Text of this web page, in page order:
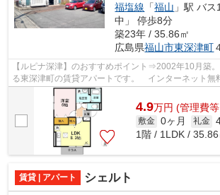
福塩線 「福山 」駅 バ
中」 停歩8分
築23年 / 35.86㎡
広島県福山市東深津町
【ルピナ深津】のおすすめポイント⇒2002年10月築
る東深津町の賃貸アパートです。 インターネット無
ニエンスストアまで徒歩約5分です。 ...
4.9万円 (管理費
敷金 0ヶ月 礼金
1階 / 1LDK / 35.86
賃貸 | アパート シェルト